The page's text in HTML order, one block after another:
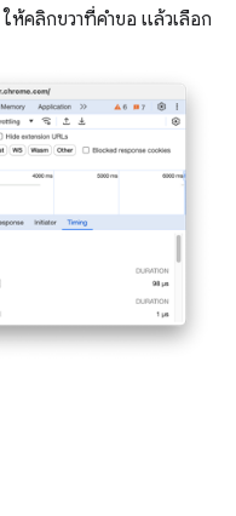
ให้คลิกขวาที่คำขอ แล้วเลือก